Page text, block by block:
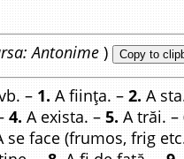
Antonime ) Copy to
– 1. A ființa. –2. A
4. A exista. –5. A trăi. –
se face (frumos, frig